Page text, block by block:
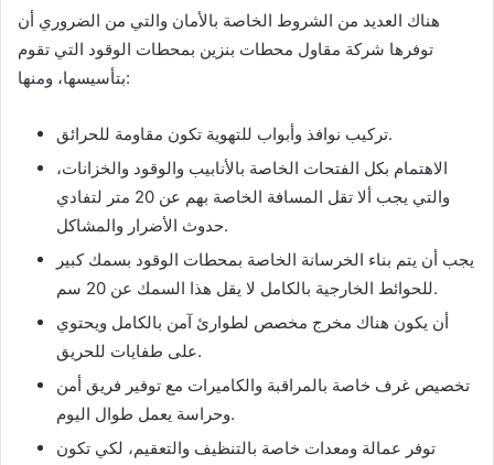
هناك العديد من الشروط الخاصة بالأمان والتي من الضروري أن
توفرها شركة مقاول محطات بنزين بمحطات الوقود التي تقوم
بتأسيسها، ومنها:
تركيب نوافذ وأبواب للتهوية تكون مقاومة للحرائق.
الاهتمام بكل الفتحات الخاصة بالأنابيب والوقود والخزانات،
والتي يجب ألا تقل المسافة الخاصة بهم عن 20 متر لتفادي
حدوث الأضرار والمشاكل.
يجب أن يتم بناء الخرسانة الخاصة بمحطات الوقود بسمك كبير
للحوائط الخارجية بالكامل لا يقل هذا السمك عن 20 سم.
أن يكون هناك مخرج مخصص لطوارئ آمن بالكامل ويحتوي
على طفايات للحريق.
تخصيص غرف خاصة بالمراقبة والكاميرات مع توفير فريق أمن
وحراسة يعمل طوال اليوم.
توفر عمالة ومعدات خاصة بالتنظيف والتعقيم، لكي تكون